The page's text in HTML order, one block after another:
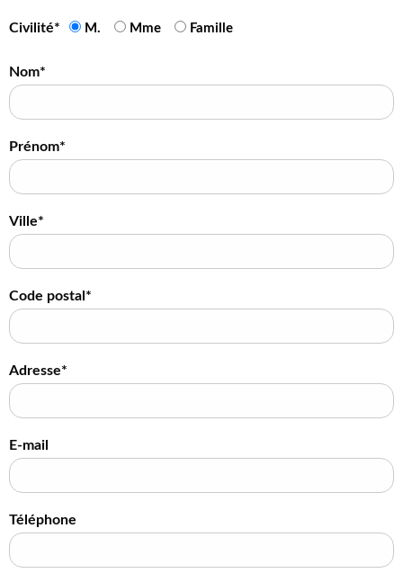
Civilité* M. Mme Famille
Nom*
Prénom*
Ville*
Code postal*
Adresse*
E-mail
Téléphone